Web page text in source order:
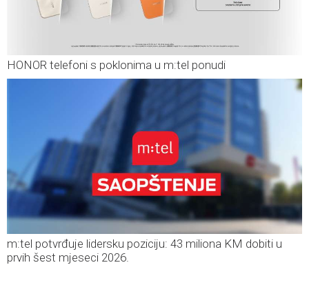
HONOR telefoni s poklonima u m:tel ponudi
m:tel potvrđuje lidersku poziciju: 43 miliona KM dobiti u
prvih šest mjeseci 2026.